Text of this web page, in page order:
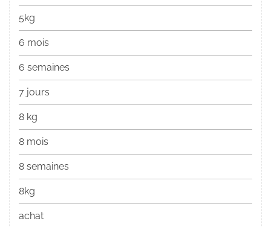
5kg
6 mois
6 semaines
7 jours
8 kg
8 mois
8 semaines
8kg
achat